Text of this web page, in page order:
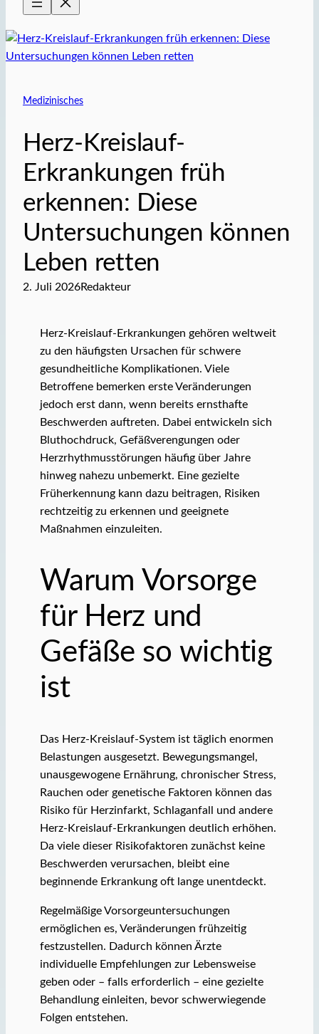
Medizinisches
Herz-Kreislauf-
Erkrankungen früh
erkennen: Diese
Untersuchungen können
Leben retten
2. Juli 2026Redakteur
Herz-Kreislauf-Erkrankungen gehören weltweit
zu den häufigsten Ursachen für schwere
gesundheitliche Komplikationen. Viele
Betroffene bemerken erste Veränderungen
jedoch erst dann, wenn bereits ernsthafte
Beschwerden auftreten. Dabei entwickeln sich
Bluthochdruck, Gefäßverengungen oder
Herzrhythmusstörungen häufig über Jahre
hinweg nahezu unbemerkt. Eine gezielte
Früherkennung kann dazu beitragen, Risiken
rechtzeitig zu erkennen und geeignete
Maßnahmen einzuleiten.
Warum Vorsorge
für Herz und
Gefäße so wichtig
ist
Das Herz-Kreislauf-System ist täglich enormen
Belastungen ausgesetzt. Bewegungsmangel,
unausgewogene Ernährung, chronischer Stress,
Rauchen oder genetische Faktoren können das
Risiko für Herzinfarkt, Schlaganfall und andere
Herz-Kreislauf-Erkrankungen deutlich erhöhen.
Da viele dieser Risikofaktoren zunächst keine
Beschwerden verursachen, bleibt eine
beginnende Erkrankung oft lange unentdeckt.
Regelmäßige Vorsorgeuntersuchungen
ermöglichen es, Veränderungen frühzeitig
festzustellen. Dadurch können Ärzte
individuelle Empfehlungen zur Lebensweise
geben oder – falls erforderlich – eine gezielte
Behandlung einleiten, bevor schwerwiegende
Folgen entstehen.